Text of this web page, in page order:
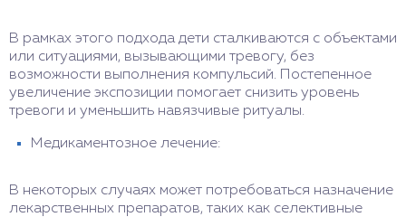
В рамках этого подхода дети сталкиваются с объектами
или ситуациями, вызывающими тревогу, без
возможности выполнения компульсий. Постепенное
увеличение экспозиции помогает снизить уровень
тревоги и уменьшить навязчивые ритуалы.
Медикаментозное лечение:
В некоторых случаях может потребоваться назначение
лекарственных препаратов, таких как селективные